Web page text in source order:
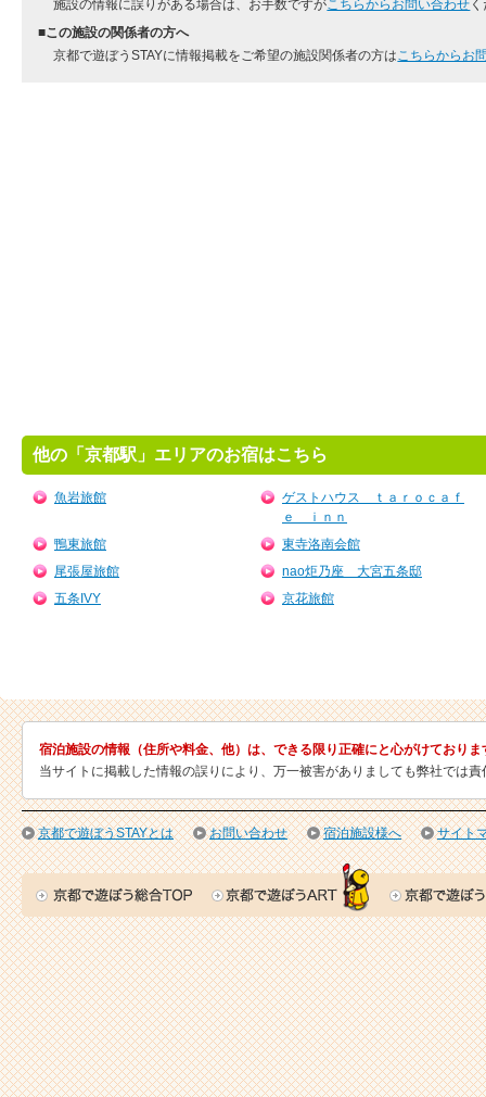
施設の情報に誤りがある場合は、お手数ですがこちらからお問い合わせ
■この施設の関係者の方へ
京都で遊ぼうSTAYに情報掲載をご希望の施設関係者の方はこちらからお
他の「京都駅」エリアのお宿はこちら
魚岩旅館
ゲストハウス ｔａｒｏｃａｆ
ｅ ｉｎｎ
鴨東旅館
東寺洛南会館
尾張屋旅館
nao炬乃座 大宮五条邸
五条IVY
京花旅館
宿泊施設の情報（住所や料金、他）は、できる限り正確にと心がけており
当サイトに掲載した情報の誤りにより、万一被害がありましても弊社では
京都で遊ぼうSTAYとは お問い合わせ 宿泊施設様へ サイト